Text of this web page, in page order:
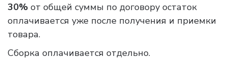
30% от общей суммы по договору остаток
оплачивается уже после получения и приемки
товара.
Сборка оплачивается отдельно.